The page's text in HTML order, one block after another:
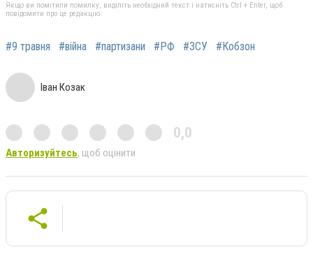
Якщо ви помітили помилку, виділіть необхідний текст і натисніть Ctrl + Enter, щоб
повідомити про це редакцію
#9 травня #війна #партизани #РФ #ЗСУ #Кобзон
Іван Козак
0,0
Авторизуйтесь, щоб оцінити